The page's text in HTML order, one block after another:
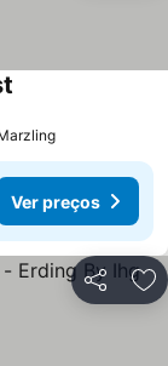
Ver preços
Partilhar